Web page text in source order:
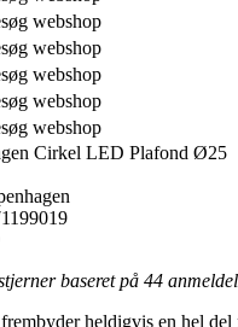
webshop
webshop
webshop
webshop
webshop
Cirkel LED Plafond Ø25
baseret på 44
heldigvis en hel